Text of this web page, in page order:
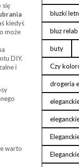
się
kiedyś
może
DIY.
i
warto
bluzki
bluz relab
buty
Czy
drogeria